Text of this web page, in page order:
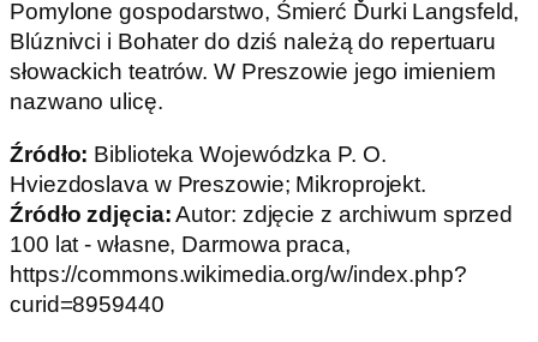
Pomylone gospodarstwo, Śmierć Ďurki Langsfeld,
Blúznivci i Bohater do dziś należą do repertuaru
słowackich teatrów. W Preszowie jego imieniem
nazwano ulicę.
Źródło: Biblioteka Wojewódzka P. O.
Hviezdoslava w Preszowie; Mikroprojekt.
Źródło zdjęcia:Autor: zdjęcie z archiwum sprzed
100 lat - własne, Darmowa praca,
https://commons.wikimedia.org/w/index.php?
curid=8959440